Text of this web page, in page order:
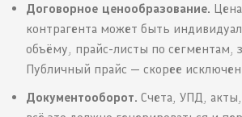
Договорное ценообразование.
контрагента может быть
объёму, прайс-листы по сегментам,
Публичный прайс — скорее
Документооборот. Счета, УПД,